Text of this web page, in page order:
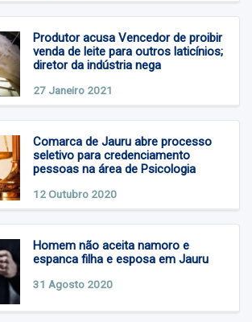
Produtor acusa Vencedor de proibir
venda de leite para outros laticínios;
diretor da indústria nega
27 Janeiro 2021
Comarca de Jauru abre processo
seletivo para credenciamento
pessoas na área de Psicologia
12 Outubro 2020
Homem não aceita namoro e
espanca filha e esposa em Jauru
31 Agosto 2020